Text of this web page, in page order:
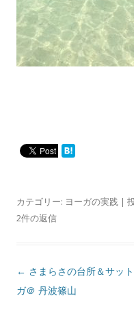
アマ
カテゴリー: ヨーガの実践 |
2件の返信
投
稿
← さまらさの台所＆サッ
ガ＠ 丹波篠山